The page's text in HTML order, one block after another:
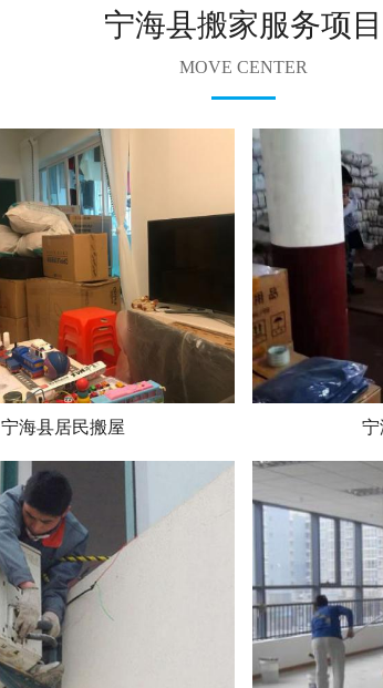
宁海县搬家服务项目
MOVE CENTER
宁海县居民搬屋 宁